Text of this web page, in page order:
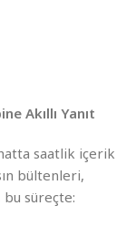
Akıllı Yanıt
saatlik içerik
bültenleri,
bu süreçte: